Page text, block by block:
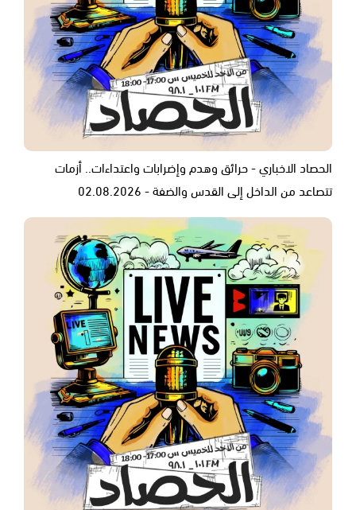
الحصاد الاخباري - حرائق وهدم وإضرابات واعتداءات.. أزمات
تتصاعد من الداخل إلى القدس والضفة - 02.08.2026